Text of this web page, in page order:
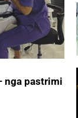
nga pastrimi